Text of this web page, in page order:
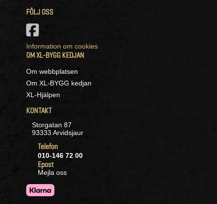
FÖLJ OSS
Information om cookies
OM XL-BYGG KEDJAN
Om webbplatsen
Om XL-BYGG kedjan
XL-Hjälpen
KONTAKT
Storgatan 87
93333 Arvidsjaur
Telefon
010-146 72 00
Epost
Mejla oss